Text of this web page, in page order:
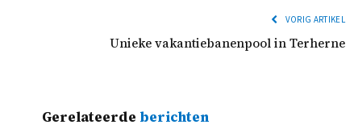
VORIG ARTIKEL
Unieke vakantiebanenpool in Terherne
Gerelateerde berichten